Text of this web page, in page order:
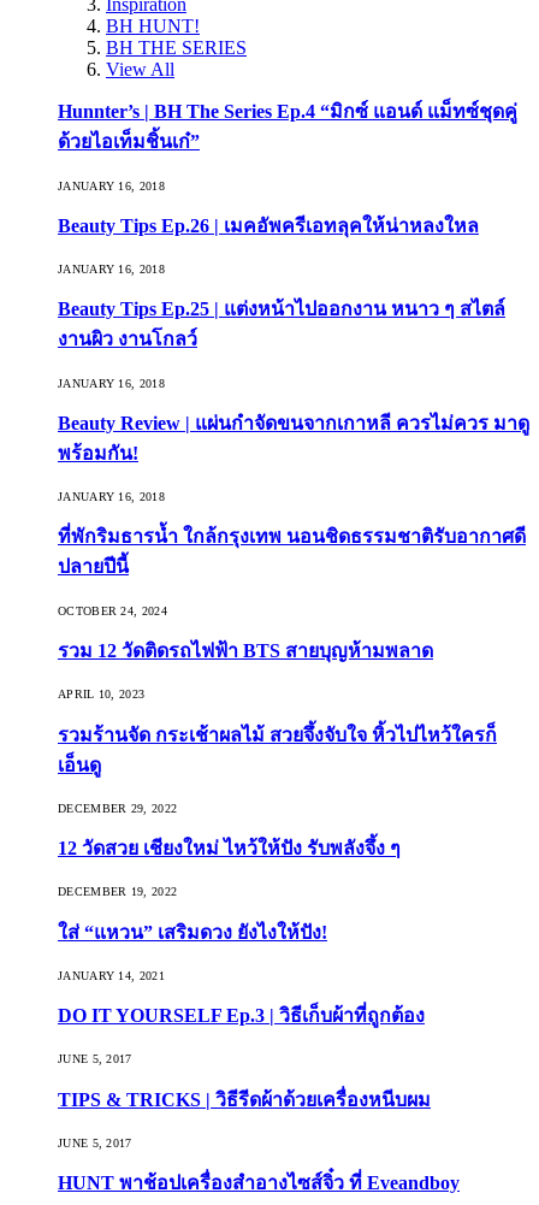
Inspiration
BH HUNT!
BH THE SERIES
View All
Hunnter’s | BH The Series Ep.4 “มิกซ์ แอนด์ แม็ทซ์ชุดคู่
ด้วยไอเท็มชิ้นเก๋”
JANUARY 16, 2018
Beauty Tips Ep.26 | เมคอัพครีเอทลุคให้น่าหลงใหล
JANUARY 16, 2018
Beauty Tips Ep.25 | แต่งหน้าไปออกงาน หนาว ๆ สไตล์
งานผิว งานโกลว์
JANUARY 16, 2018
Beauty Review | แผ่นกำจัดขนจากเกาหลี ควรไม่ควร มาดู
พร้อมกัน!
JANUARY 16, 2018
ที่พักริมธารน้ำ ใกล้กรุงเทพ นอนชิดธรรมชาติรับอากาศดี
ปลายปีนี้
OCTOBER 24, 2024
รวม 12 วัดติดรถไฟฟ้า BTS สายบุญห้ามพลาด
APRIL 10, 2023
รวมร้านจัด กระเช้าผลไม้ สวยจึ้งจับใจ หิ้วไปไหว้ใครก็
เอ็นดู
DECEMBER 29, 2022
12 วัดสวย เชียงใหม่ ไหว้ให้ปัง รับพลังจึ้ง ๆ
DECEMBER 19, 2022
ใส่ “แหวน” เสริมดวง ยังไงให้ปัง!
JANUARY 14, 2021
DO IT YOURSELF Ep.3 | วิธีเก็บผ้าที่ถูกต้อง
JUNE 5, 2017
TIPS & TRICKS | วิธีรีดผ้าด้วยเครื่องหนีบผม
JUNE 5, 2017
HUNT พาช้อปเครื่องสำอางไซส์จิ๋ว ที่ Eveandboy